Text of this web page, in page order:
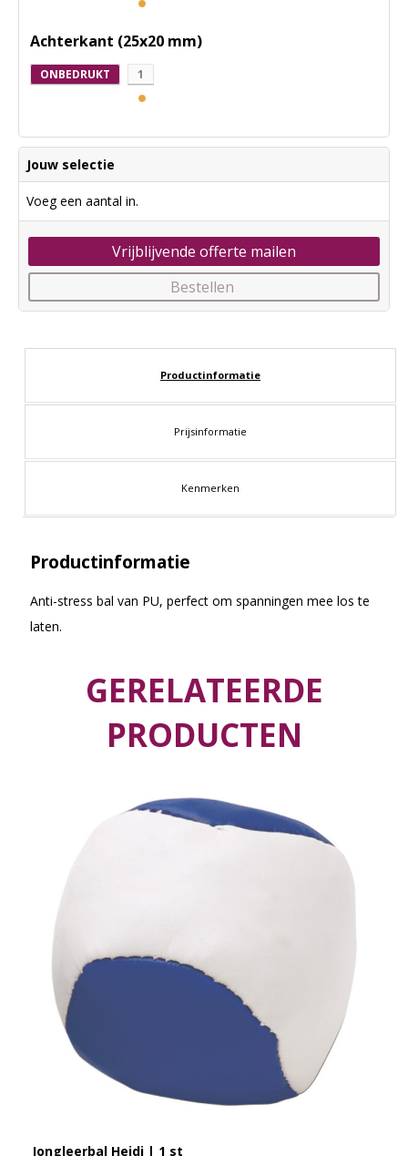
Achterkant (25x20 mm)
ONBEDRUKT 1
Jouw selectie
Voeg een aantal in.
Vrijblijvende offerte mailen
Bestellen
Productinformatie
Prijsinformatie
Kenmerken
Productinformatie
Anti-stress bal van PU, perfect om spanningen mee los te
laten.
GERELATEERDE
PRODUCTEN
Jongleerbal Heidi | 1 st